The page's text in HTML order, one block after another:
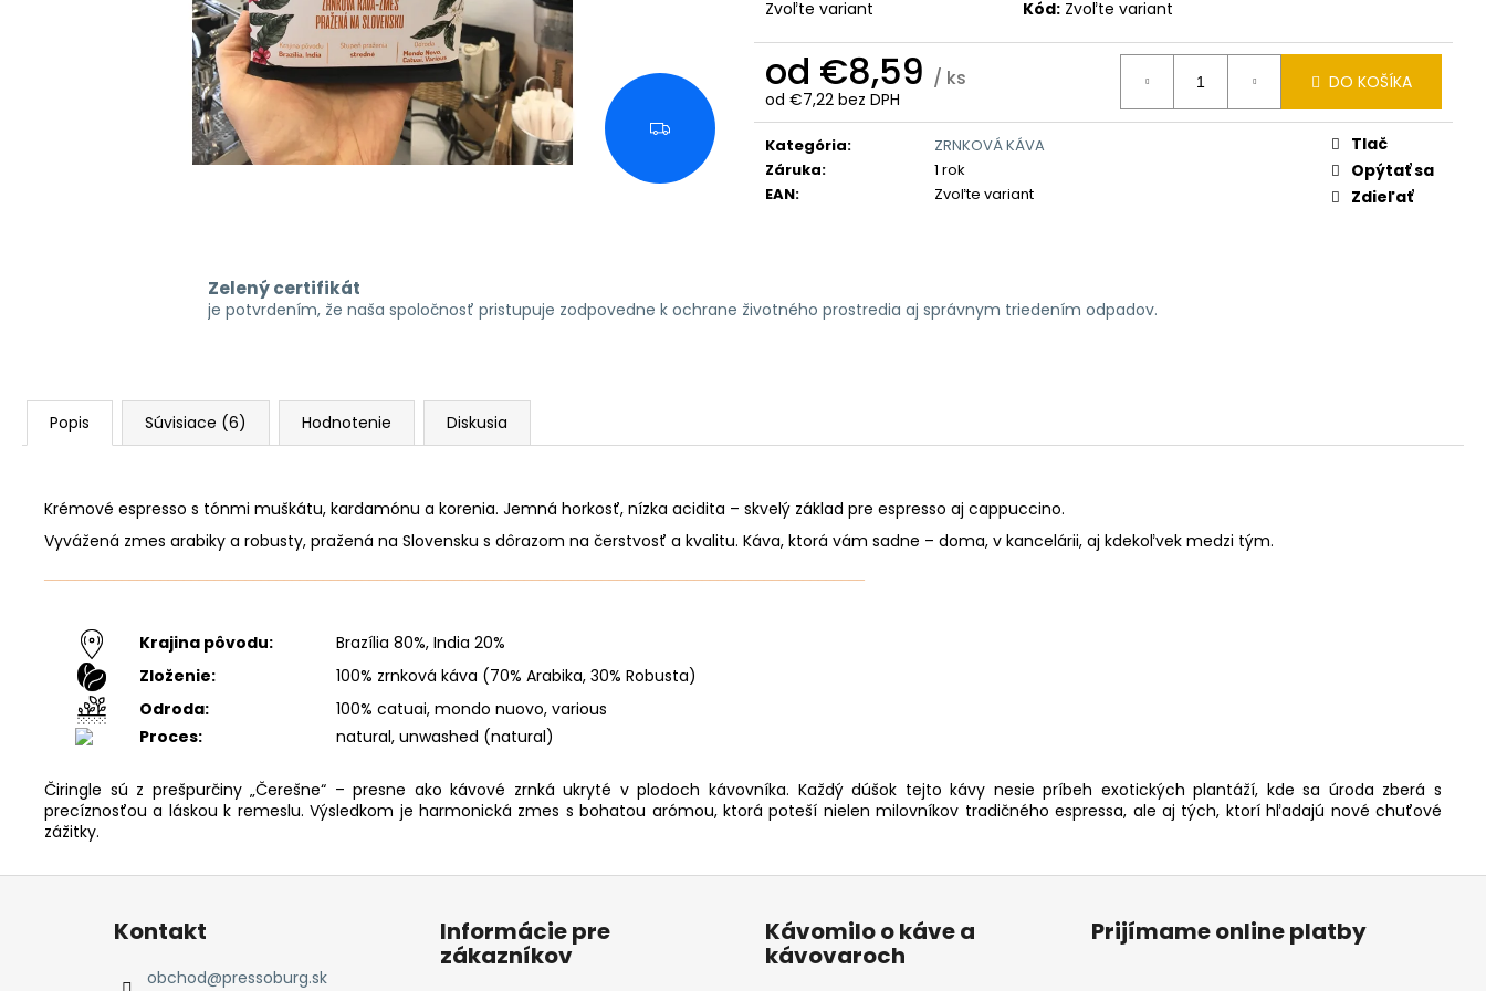
Zvoľte variant Kód: Zvoľte variant
od €8,59 / ks
od €7,22 bez DPH
Jednotková
cena:
DO KOŠÍKA
Kategória:
ZRNKOVÁ KÁVA
Záruka:
1 rok
EAN: Zvoľte variant
Tlač
Opýtať sa
Zdieľať
Z
A
Zelený certifikát
je potvrdením, že naša spoločnosť pristupuje zodpovedne k ochrane životného prostredia aj správnym triedením odpadov.
Popis Súvisiace (6) Hodnotenie Diskusia
Krémové espresso s tónmi muškátu, kardamónu a korenia. Jemná horkosť, nízka acidita – skvelý základ pre espresso aj cappuccino.
Vyvážená zmes arabiky a robusty, pražená na Slovensku s dôrazom na čerstvosť a kvalitu. Káva, ktorá vám sadne – doma, v kancelárii, aj kdekoľvek medzi tým.
Krajina pôvodu:
Brazília 80%, India 20%
Zloženie:
100% zrnková káva (70% Arabika, 30% Robusta)
Odroda:
100% catuai, mondo nuovo, various
Proces:
natural, unwashed (natural)
Čiringle sú z prešpurčiny „Čerešne“ – presne ako kávové zrnká ukryté v plodoch kávovníka. Každý dúšok tejto kávy nesie príbeh exotických plantáží, kde sa úroda zberá s
precíznosťou a láskou k remeslu. Výsledkom je harmonická zmes s bohatou arómou, ktorá poteší nielen milovníkov tradičného espressa, ale aj tých, ktorí hľadajú nové chuťové
zážitky.
Z
Kontakt
obchod@pressoburg.sk
Informácie pre
zákazníkov
Kávomilo o káve a
kávovaroch
Prijímame online platby